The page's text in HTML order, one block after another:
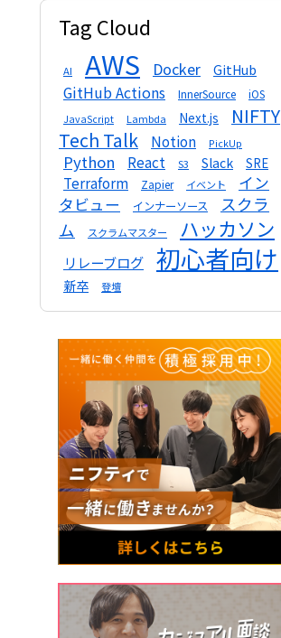
Tag Cloud
AI AWS Docker GitHub
GitHub Actions InnerSource iOS
JavaScript Lambda Next.js
NIFTY
Tech Talk
Notion PickUp
Python React S3 Slack SRE
Terraform Zapier イベント
イン
タビュー
インナーソース
スクラ
ム
スクラムマスター ハッカソン
リレーブログ 初心者向け
新卒 登壇